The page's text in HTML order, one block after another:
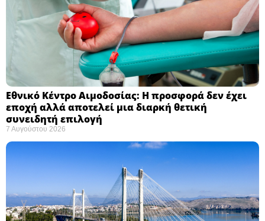
Εθνικό Κέντρο Αιμοδοσίας: H προσφορά δεν έχει
εποχή αλλά αποτελεί μια διαρκή θετική
συνειδητή επιλογή ​
7 Αυγούστου 2026